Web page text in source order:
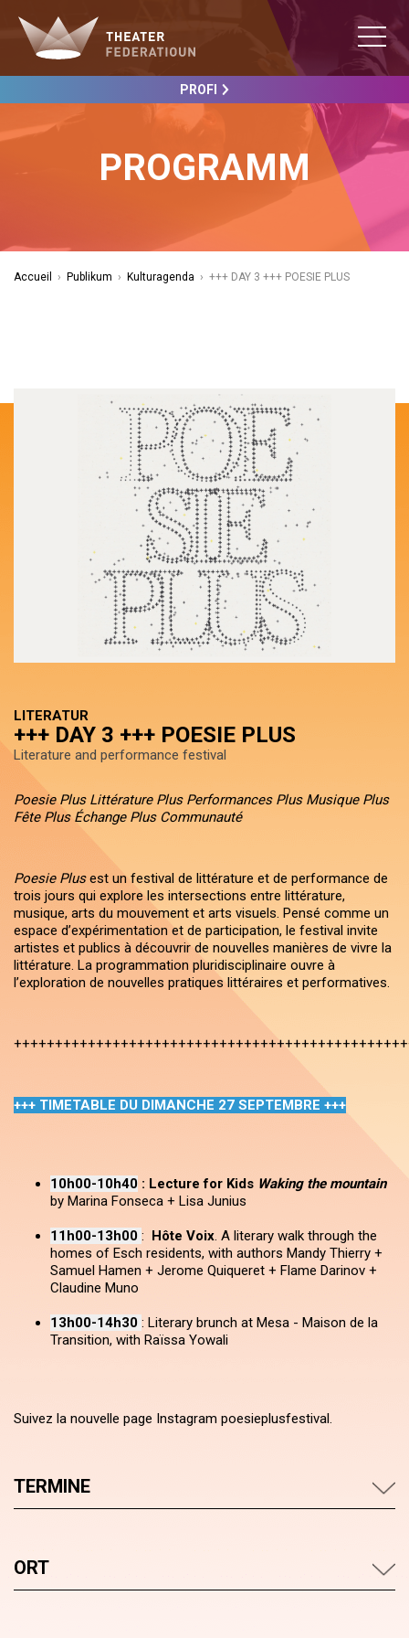
PROFI
PROGRAMM
Accueil › Publikum › Kulturagenda › +++ DAY 3 +++ POESIE PLUS
LITERATUR
+++ DAY 3 +++ POESIE PLUS
Literature and performance festival
Poesie Plus Littérature Plus Performances Plus Musique Plus
Fête Plus Échange Plus Communauté
Poesie Plusest un festival de littérature et de performance de
trois jours qui explore les intersections entre littérature,
musique, arts du mouvement et arts visuels. Pensé comme un
espace d’expérimentation et de participation, le festival invite
artistes et publics à découvrir de nouvelles manières de vivre la
littérature. La programmation pluridisciplinaire ouvre à
l’exploration de nouvelles pratiques littéraires et performatives.
+++ TIMETABLE DU DIMANCHE 27 SEPTEMBRE +++
10h00-10h40 : Lecture for Kids Waking the mountain
by Marina Fonseca + Lisa Junius
11h00-13h00 : Hôte Voix. A literary walk through the
homes of Esch residents, with authors Mandy Thierry +
Samuel Hamen + Jerome Quiqueret + Flame Darinov +
Claudine Muno
13h00-14h30 : Literary brunch at Mesa - Maison de la
Transition, with Raïssa Yowali
Suivez la nouvelle page Instagram poesieplusfestival.
TERMINE
ORT